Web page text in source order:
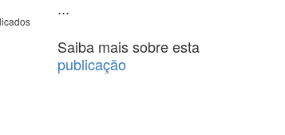
...
Saiba mais sobre esta
publicação